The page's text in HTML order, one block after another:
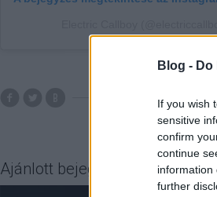
Blog -
If you wish
sensitive
confirm
continue
information
further
Ajánlott bejegyzések: